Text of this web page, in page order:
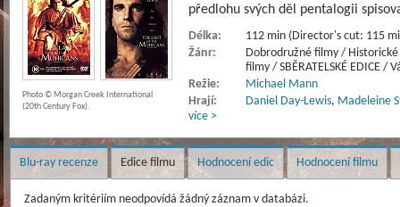
předlohu svých děl pentalogii
Délka:
112 min (Director's cut: 115
Žánr:
Dobrodružné filmy /
filmy / SBĚRATELSKÉ EDICE /
Režie:
Michael Mann
Hrají:
Daniel Day-Lewis, Madeleine
více >
Photo © Morgan Creek International
(20th Century Fox).
Blu-ray recenze Edice filmu Hodnocení edic Hodnocení filmu
Zadaným kritériím neodpovídá žádný záznam v databázi.